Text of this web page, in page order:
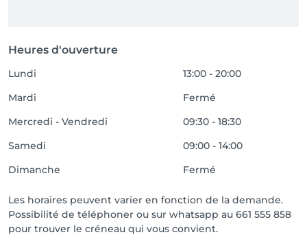
Heures d'ouverture
Lundi
13:00 - 20:00
Mardi
Fermé
Mercredi - Vendredi
09:30 - 18:30
Samedi
09:00 - 14:00
Dimanche
Fermé
Les horaires peuvent varier en fonction de la demande.
Possibilité de téléphoner ou sur whatsapp au 661 555 858
pour trouver le créneau qui vous convient.